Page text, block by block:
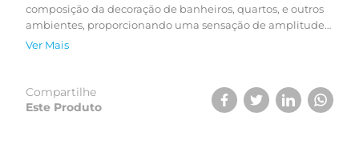
composição da decoração de banheiros, quartos, e outros
ambientes, proporcionando uma sensação de amplitude
do ambiente.
Ver Mais
Compartilhe
Este Produto